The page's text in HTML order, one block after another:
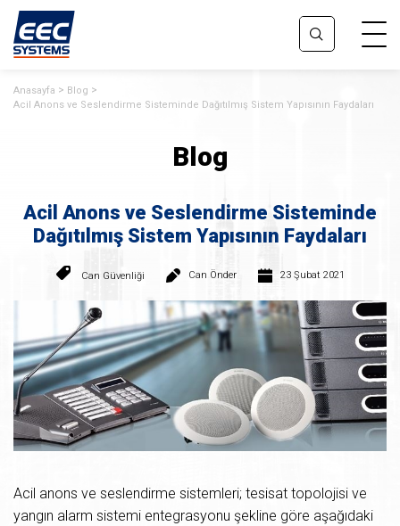
Anasayfa
Blog
Acil Anons ve Seslendirme Sisteminde Dağıtılmış Sistem Yapısının Faydaları
Blog
Acil Anons ve Seslendirme Sisteminde
Dağıtılmış Sistem Yapısının Faydaları
Can Güvenliği Can Önder 23 Şubat 2021
Acil anons ve seslendirme sistemleri; tesisat topolojisi ve
yangın alarm sistemi entegrasyonu şekline göre aşağıdaki